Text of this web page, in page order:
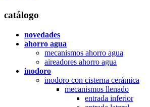
catálogo
novedades
ahorro agua
mecanismos ahorro agua
aireadores ahorro agua
inodoro
inodoro con cisterna cerámica
mecanismos llenado
entrada inferior